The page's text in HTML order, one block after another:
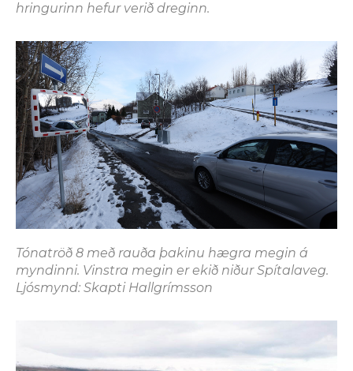
hringurinn hefur verið dreginn.
Tónatröð 8 með rauða þakinu hægra megin á
myndinni. Vinstra megin er ekið niður Spítalaveg.
Ljósmynd: Skapti Hallgrímsson